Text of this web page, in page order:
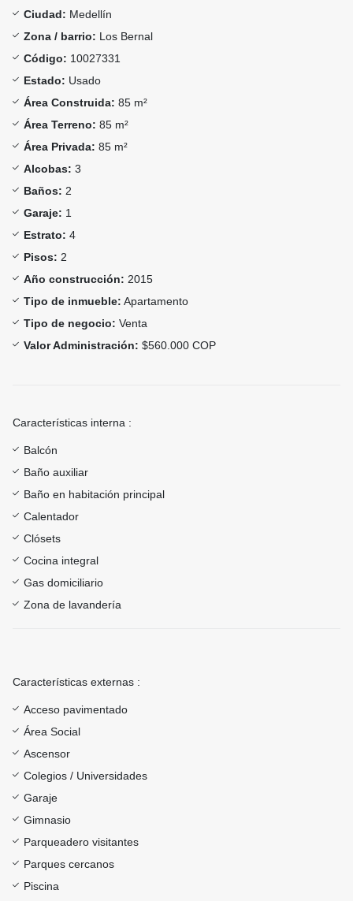
Ciudad: Medellín
Zona / barrio: Los Bernal
Código: 10027331
Estado: Usado
Área Construida: 85 m²
Área Terreno: 85 m²
Área Privada: 85 m²
Alcobas: 3
Baños: 2
Garaje: 1
Estrato: 4
Pisos: 2
Año construcción: 2015
Tipo de inmueble: Apartamento
Tipo de negocio: Venta
Valor Administración: $560.000 COP
Características interna :
Balcón
Baño auxiliar
Baño en habitación principal
Calentador
Clósets
Cocina integral
Gas domiciliario
Zona de lavandería
Características externas :
Acceso pavimentado
Área Social
Ascensor
Colegios / Universidades
Garaje
Gimnasio
Parqueadero visitantes
Parques cercanos
Piscina